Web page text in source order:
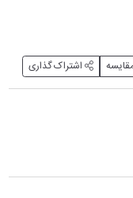
اشتراک گذاری